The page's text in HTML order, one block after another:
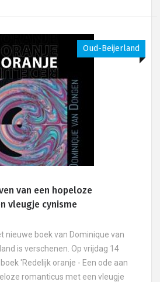
Oud-Beijerland
van een hopeloze
vleugje cynisme
nieuwe boek van Dominique van
is verschenen. Op vrijdag 14
'Redelijk oranje - Een ode aan
romanticus met een vleugje